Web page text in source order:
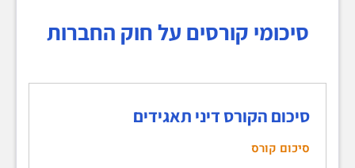
סיכומי קורסים על חוק החברות
סיכום הקורס דיני תאגידים
סיכום קורס